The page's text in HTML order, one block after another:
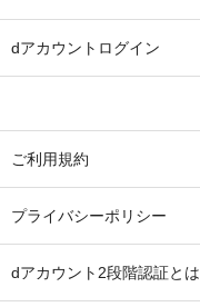
dアカウントログイン
ご利用規約
プライバシーポリシー
dアカウント2段階認証とは